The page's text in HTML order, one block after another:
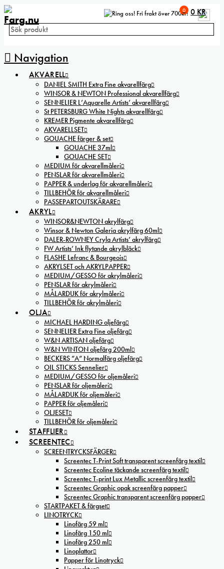
Fri frakt över 700kr!
Navigation
0 0 KR
AKVARELL
DANIEL SMITH Extra Fine akvarellfärg
WINSOR & NEWTON Professional akvarellfärg
SENNELIER L’Aquarelle Artists’ akvarellfärg
St PETERSBURG White Nights akvarellfärg
KREMER Pigmente akvarellfärg
AKVARELLSET
GOUACHE färger & set
GOUACHE 37ml
GOUACHE SET
MEDIUM för akvarellmåleri
PENSLAR för akvarellmåleri
PAPPER & underlag för akvarellmåleri
TILLBEHÖR för akvarellmåleri
PASSEPARTOUTSKÄRARE
AKRYL
WINSOR&NEWTON akrylfärg
Winsor & Newton Galeria akrylfärg 60ml
DALER-ROWNEY Cryla Artists’ akrylfärg
FW Artists’ Ink flytande akrylbläck
FLASHE Lefranc & Bourgeois
AKRYLSET och AKRYLPAPPER
MEDIUM/GESSO för akrylmåleri
PENSLAR för akrylmåleri
MÅLARDUK för akrylmåleri
TILLBEHÖR för akrylmåleri
OLJA
MICHAEL HARDING oljefärg
SENNELIER Extra Fine oljefärg
W&N ARTISAN oljefärg
W&N WINTON oljefärg 200ml
BECKERS ”A” Normalfärg oljefärg
OIL STICKS Sennelier
MEDIUM/GESSO för oljemåleri
PENSLAR för oljemåleri
MÅLARDUK för oljemåleri
PAPPER för oljemåleri
OLJESET
TILLBEHÖR för oljemåleri
STAFFLIER
SCREENTEC
SCREENTRYCKSFÄRGER
Screentec T-Print Soft transparent screenfärg textil
Screentec Ecoline täckande screenfärg textil
Screentec T-print Lux Metallic screenfärg textil
Screentec Graphic opak screenfärg papper
Screentec Graphic transparent screenfärg papper
STARTPAKET & färgset
LINOTRYCK
Linofärg 59 ml
Linofärg 150 ml
Linofärg 250 ml
Linoplattor
Papper för Linotryck